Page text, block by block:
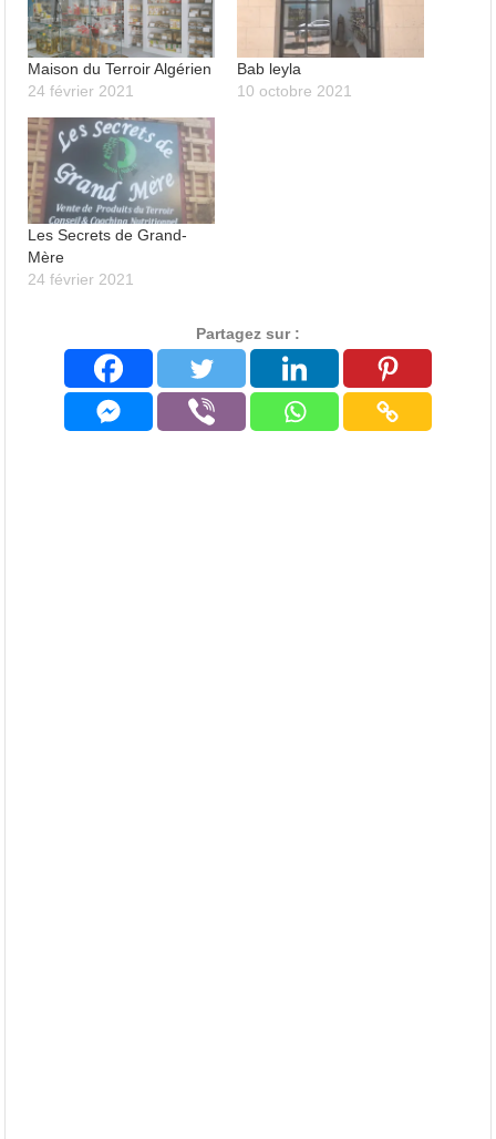
Maison du Terroir Algérien
24 février 2021
Bab leyla
10 octobre 2021
Les Secrets de Grand-
Mère
24 février 2021
Partagez sur :